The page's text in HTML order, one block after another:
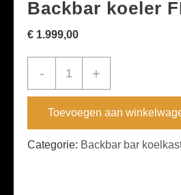
Backbar koeler
€ 1.999,00
-
Roestvrij
stalen
koeler
+
Toevoegen aan
Categorie: Backbar bar